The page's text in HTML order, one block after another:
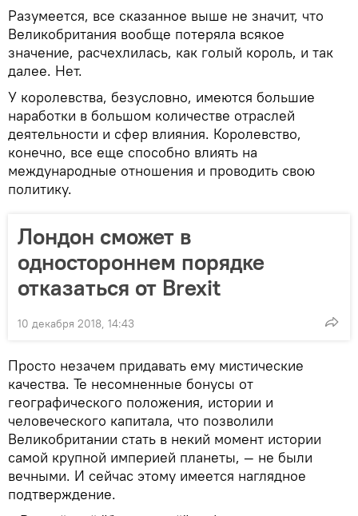
Разумеется, все сказанное выше не значит, что
Великобритания вообще потеряла всякое
значение, расчехлилась, как голый король, и так
далее. Нет.
У королевства, безусловно, имеются большие
наработки в большом количестве отраслей
деятельности и сфер влияния. Королевство,
конечно, все еще способно влиять на
международные отношения и проводить свою
политику.
Лондон сможет в
одностороннем порядке
отказаться от Brexit
10 декабря 2018, 14:43
Просто незачем придавать ему мистические
качества. Те несомненные бонусы от
географического положения, истории и
человеческого капитала, что позволили
Великобритании стать в некий момент истории
самой крупной империей планеты, — не были
вечными. И сейчас этому имеется наглядное
подтверждение.